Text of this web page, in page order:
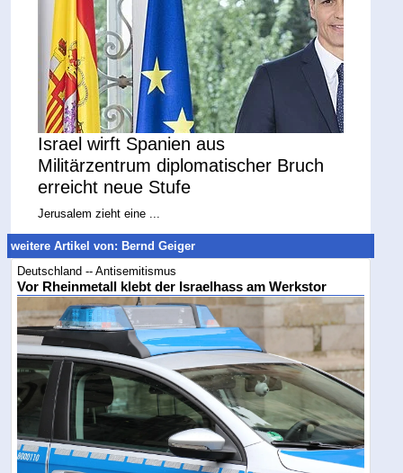
Israel wirft Spanien aus
Militärzentrum diplomatischer Bruch
erreicht neue Stufe
Jerusalem zieht eine ...
weitere Artikel von: Bernd Geiger
Deutschland -- Antisemitismus
Vor Rheinmetall klebt der Israelhass am Werkstor